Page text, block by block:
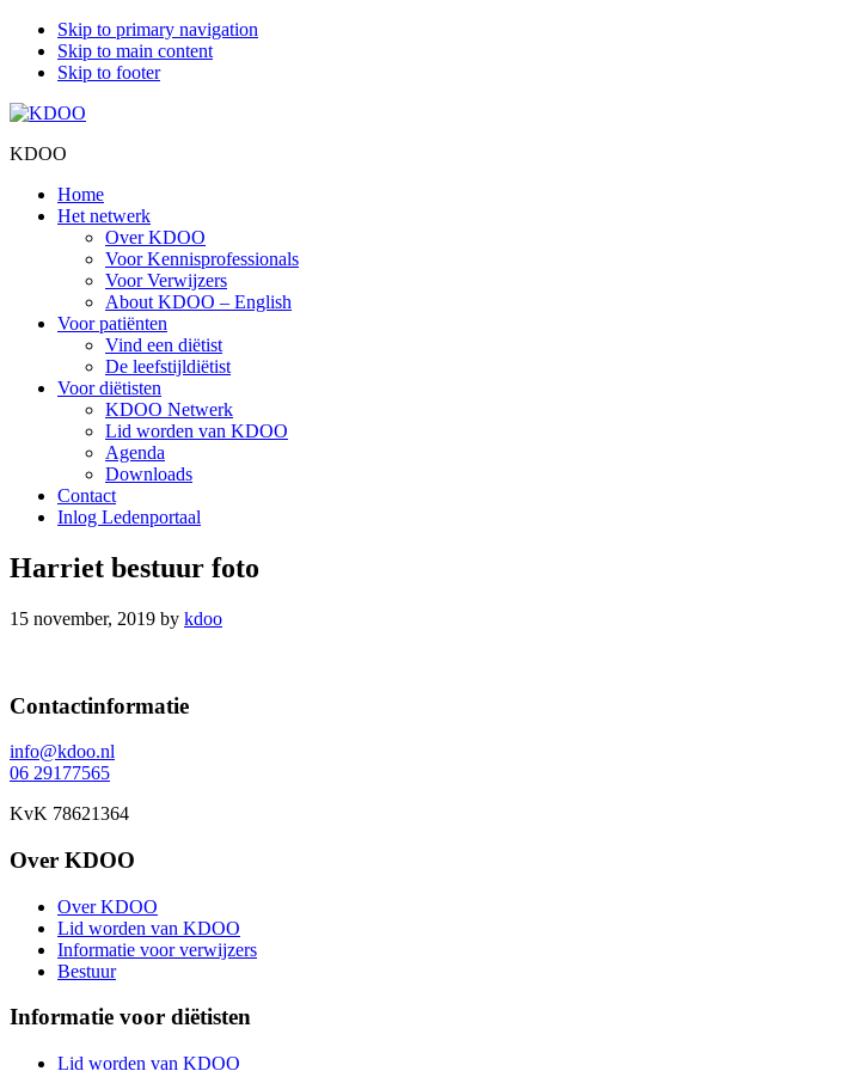
Skip to primary navigation
Skip to main content
Skip to footer
KDOO
Home
Het netwerk
Over KDOO
Voor Kennisprofessionals
Voor Verwijzers
About KDOO – English
Voor patiënten
Vind een diëtist
De leefstijldiëtist
Voor diëtisten
KDOO Netwerk
Lid worden van KDOO
Agenda
Downloads
Contact
Inlog Ledenportaal
Harriet bestuur foto
15 november, 2019 by kdoo
Footer
Contactinformatie
info@kdoo.nl
06 29177565
KvK 78621364
Over KDOO
Over KDOO
Lid worden van KDOO
Informatie voor verwijzers
Bestuur
Informatie voor diëtisten
Lid worden van KDOO